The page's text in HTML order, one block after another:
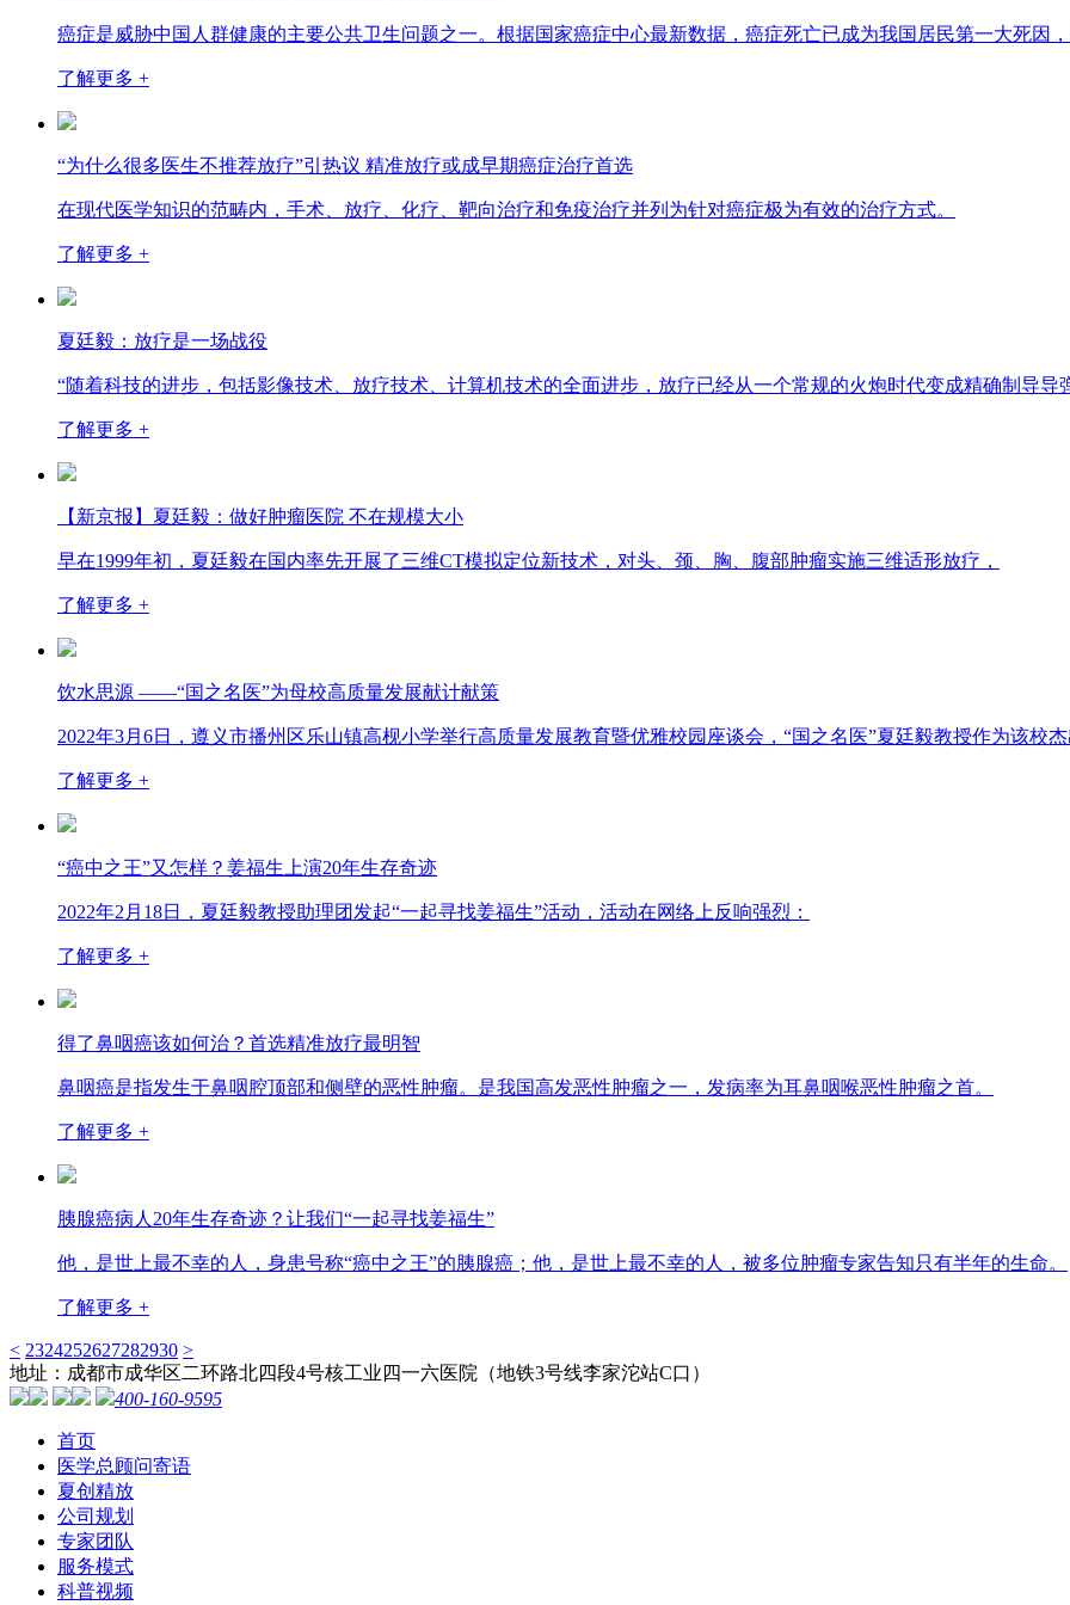
癌症是威胁中国人群健康的主要公共卫生问题之一。根据国家癌症中心最新数据，癌症死亡已成为我国居民第一大死因
了解更多 +
“为什么很多医生不推荐放疗”引热议 精准放疗或成早期癌症治疗首选
在现代医学知识的范畴内，手术、放疗、化疗、靶向治疗和免疫治疗并列为针对癌症极为有效的治疗方式。
了解更多 +
夏廷毅：放疗是一场战役
“随着科技的进步，包括影像技术、放疗技术、计算机技术的全面进步，放疗已经从一个常规的火炮时代变成精确制导导
了解更多 +
【新京报】夏廷毅：做好肿瘤医院 不在规模大小
早在1999年初，夏廷毅在国内率先开展了三维CT模拟定位新技术，对头、颈、胸、腹部肿瘤实施三维适形放疗，
了解更多 +
饮水思源 ——“国之名医”为母校高质量发展献计献策
2022年3月6日，遵义市播州区乐山镇高枧小学举行高质量发展教育暨优雅校园座谈会，“国之名医”夏廷毅教授作为该校杰
了解更多 +
“癌中之王”又怎样？姜福生上演20年生存奇迹
2022年2月18日，夏廷毅教授助理团发起“一起寻找姜福生”活动，活动在网络上反响强烈：
了解更多 +
得了鼻咽癌该如何治？首选精准放疗最明智
鼻咽癌是指发生于鼻咽腔顶部和侧壁的恶性肿瘤。是我国高发恶性肿瘤之一，发病率为耳鼻咽喉恶性肿瘤之首。
了解更多 +
胰腺癌病人20年生存奇迹？让我们“一起寻找姜福生”
他，是世上最不幸的人，身患号称“癌中之王”的胰腺癌；他，是世上最不幸的人，被多位肿瘤专家告知只有半年的生命。
了解更多 +
< 2324252627282930 >
地址：成都市成华区二环路北四段4号核工业四一六医院（地铁3号线李家沱站C口）
400-160-9595
首页
医学总顾问寄语
夏创精放
公司规划
专家团队
服务模式
科普视频